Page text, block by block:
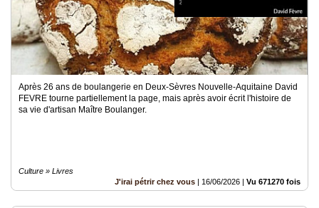
Après 26 ans de boulangerie en Deux-Sèvres Nouvelle-Aquitaine David
FEVRE tourne partiellement la page, mais après avoir écrit l'histoire de
sa vie d'artisan Maître Boulanger.
Culture » Livres
J'irai pétrir chez vous | 16/06/2026 | Vu 671270 fois